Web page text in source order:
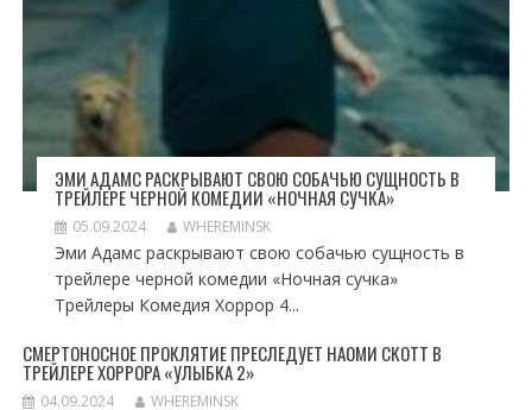
ЭМИ АДАМС РАСКРЫВАЮТ СВОЮ СОБАЧЬЮ СУЩНОСТЬ В
ТРЕЙЛЕРЕ ЧЕРНОЙ КОМЕДИИ «НОЧНАЯ СУЧКА»
05.09.2024 WHEREMINSK
Эми Адамс раскрывают свою собачью сущность в
трейлере черной комедии «Ночная сучка»
Трейлеры Комедия Хоррор 4...
СМЕРТОНОСНОЕ ПРОКЛЯТИЕ ПРЕСЛЕДУЕТ НАОМИ СКОТТ В
ТРЕЙЛЕРЕ ХОРРОРА «УЛЫБКА 2»
04.09.2024 WHEREMINSK